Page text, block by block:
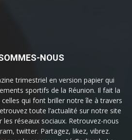
NOUS
trimestriel en version papier qui
sportifs de la Réunion. Il fait la
qui font briller notre île à travers
toute l’actualité sur notre site
réseaux sociaux. Retrouvez-nous
twitter. Partagez, likez, vibrez.